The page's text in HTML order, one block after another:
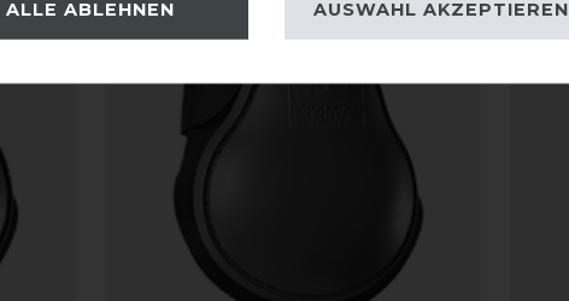
ALLE ABLEHNEN AUSWAHL AKZEPTIEREN